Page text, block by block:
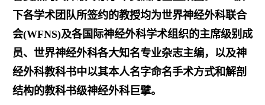
下各学术团队所签约的教授均为世界神经外科联合
会(WFNS)及各国际神经外科学术组织的主席级别成
员、世界神经外科各大知名专业杂志主编，以及神
经外科教科书中以其本人名字命名手术方式和解剖
结构的教科书级神经外科巨擘。